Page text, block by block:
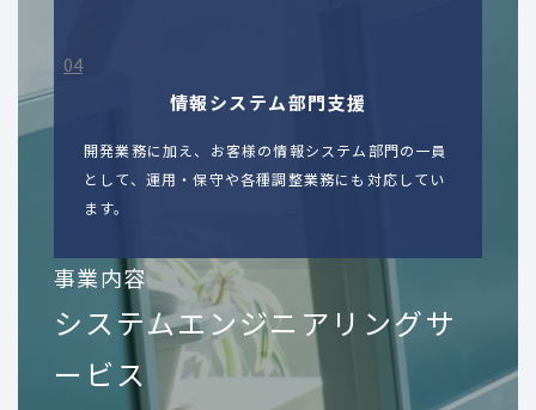
情報システム部門支援
開発業務に加え、お客様の情報システム部門の一員
として、運用・保守や各種調整業務にも対応してい
ます。
事業内容
システムエンジニアリングサ
ービス